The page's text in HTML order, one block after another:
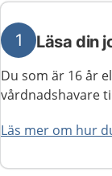
1 Läsa din
Du som är 16 år
vårdnadshavare
Läs mer om hur